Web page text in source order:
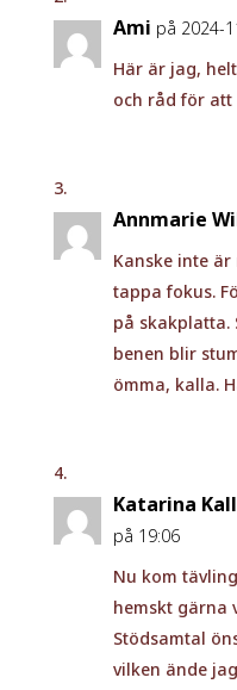
Ami på 2024-
Här är jag,
och råd för att
Annmarie
Kanske inte
tappa fokus.
på skakplatta.
benen blir
ömma, kalla.
Katarina
på 19:06
Nu kom
hemskt gärna
Stödsamtal
vilken ände